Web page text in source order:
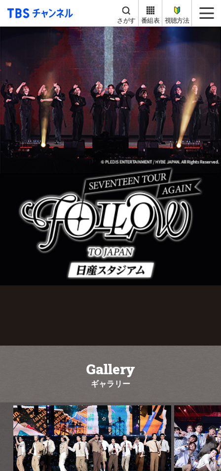
TBS チャンネル
さがす 番組表 視聴方法
Gallery
ギャラリー